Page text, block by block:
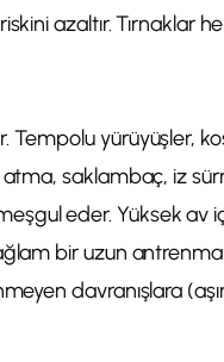
azaltır. Tırnaklar
Tempolu yürüyüşler,
saklambaç, iz
eder. Yüksek av
bir uzun
davranışlara